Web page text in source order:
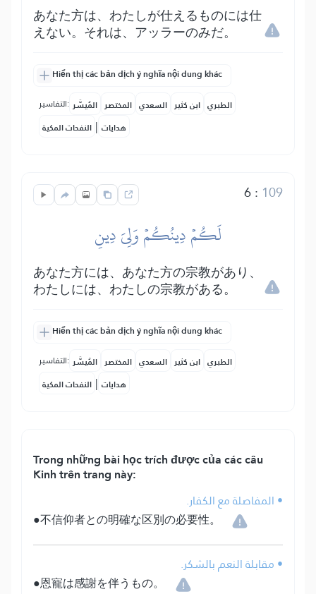
あなた方は、わたしが仕えるものには仕
えない。それは、アッラーのみだ。
Hiển thị các bản dịch ý nghĩa nội dung khác
التفاسير: المُيسَّر المختصر السعدي ابن كثير الطبري
النفحات المكية | هدايات
6: 109
لَكُمۡ دِينُكُمۡ وَلِيَ دِينِ
あなた方には、あなた方の宗教があり、
わたしには、わたしの宗教がある。
Hiển thị các bản dịch ý nghĩa nội dung khác
التفاسير: المُيسَّر المختصر السعدي ابن كثير الطبري
النفحات المكية | هدايات
Trong những bài học trích được của các câu
Kinh trên trang này:
• المفاصلة مع الكفار.
●不信仰者との明確な区別の必要性。
• مقابلة النعم بالشكر.
●恩寵は感謝を伴うもの。